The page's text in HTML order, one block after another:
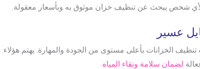
لأي شخص يبحث عن تنظيف خزان موثوق به وبأسعار معقولة.
عسير
الخزانات بأعلى مستوى من الجودة والمهارة. يهتم هؤلاء
لضمان سلامة ونقاء المياه.